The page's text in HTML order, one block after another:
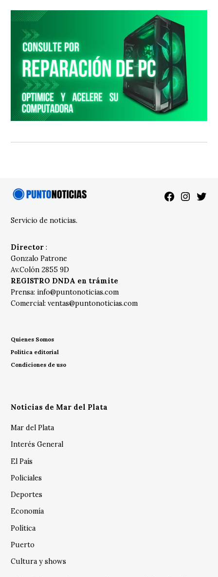
Facebook
Servicio de noticias.
Director :
Gonzalo Patrone
Av.Colón 2855 9D
REGISTRO DNDA en trámite
Prensa: info@puntonoticias.com
Comercial:ventas@puntonoticias.com
Quienes Somos
Política editorial
Condiciones de uso
Noticias de Mar del Plata
Mar del Plata
Interés General
El País
Policiales
Deportes
Economía
Política
Puerto
Cultura y shows